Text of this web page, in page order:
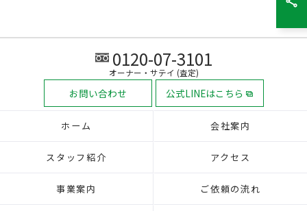
0120-07-3101
オーナー・サテイ (査定)
お問い合わせ 公式LINEはこちら
ホーム 会社案内
スタッフ紹介 アクセス
事業案内 ご依頼の流れ